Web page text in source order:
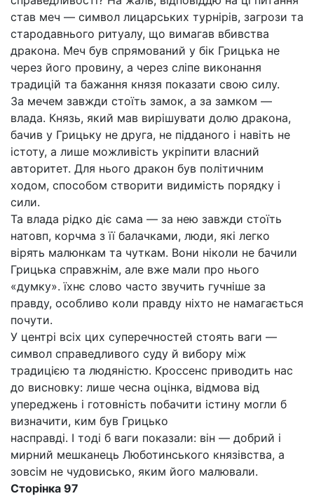
став меч — символ лицарських турнірів, загрози та
стародавнього ритуалу, що вимагав вбивства
дракона. Меч був спрямований у бік Грицька не
через його провину, а через сліпе виконання
традицій та бажання князя показати свою силу.
За мечем завжди стоїть замок, а за замком —
влада. Князь, який мав вирішувати долю дракона,
бачив у Грицьку не друга, не підданого і навіть не
істоту, а лише можливість укріпити власний
авторитет. Для нього дракон був політичним
ходом, способом створити видимість порядку і
сили.
Та влада рідко діє сама — за нею завжди стоїть
натовп, корчма з її балачками, люди, які легко
вірять малюнкам та чуткам. Вони ніколи не бачили
Грицька справжнім, але вже мали про нього
«думку». їхнє слово часто звучить гучніше за
правду, особливо коли правду ніхто не намагається
почути.
У центрі всіх цих суперечностей стоять ваги —
символ справедливого суду й вибору між
традицією та людяністю. Кроссенс приводить нас
до висновку: лише чесна оцінка, відмова від
упереджень і готовність побачити істину могли б
визначити, ким був Грицько
насправді. І тоді б ваги показали: він — добрий і
мирний мешканець Люботинського князівства, а
зовсім не чудовисько, яким його малювали.
Сторінка 97